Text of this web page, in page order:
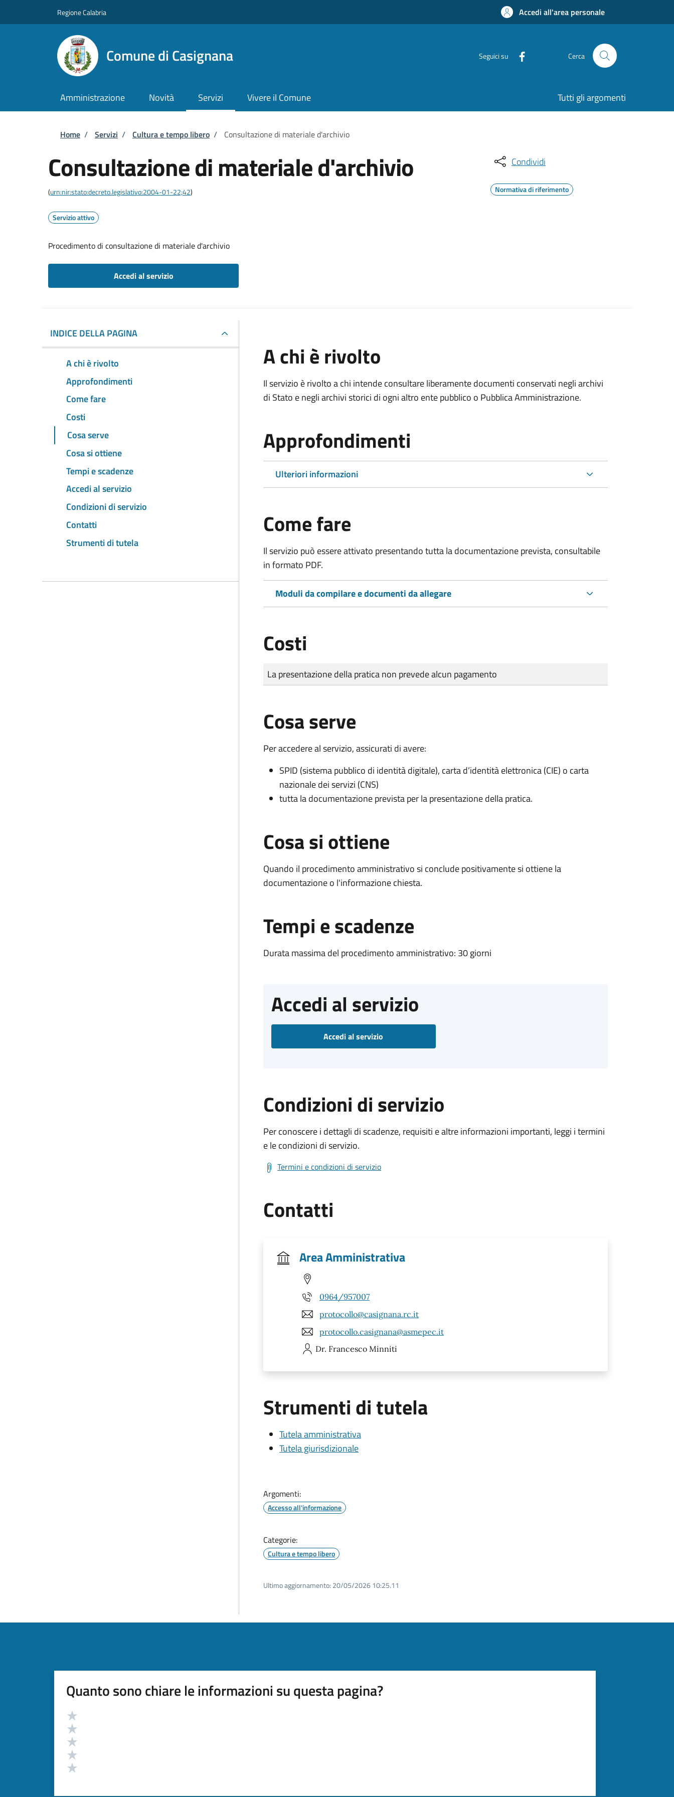
Regione Calabria Accedi all'area personale
Comune di Casignana Seguici su Cerca
Amministrazione Novità Servizi Vivere il Comune Tutti gli argomenti
Briciole di pane
Home / Servizi / Cultura e tempo libero / Consultazione di materiale d'archivio
Consultazione di materiale d'archivio
(urn:nir:stato:decreto.legislativo:2004-01-22;42)
Servizio attivo
Procedimento di consultazione di materiale d'archivio
Accedi al servizio
Condividi
Normativa di riferimento
INDICE DELLA PAGINA
A chi è rivolto
Approfondimenti
Come fare
Costi
Cosa serve
Cosa si ottiene
Tempi e scadenze
Accedi al servizio
Condizioni di servizio
Contatti
Strumenti di tutela
A chi è rivolto
Il servizio è rivolto a chi intende consultare liberamente documenti conservati negli archivi
di Stato e negli archivi storici di ogni altro ente pubblico o Pubblica Amministrazione.
Approfondimenti
Ulteriori informazioni
Come fare
Il servizio può essere attivato presentando tutta la documentazione prevista, consultabile
in formato PDF.
Moduli da compilare e documenti da allegare
Costi
Tipo di pagamento
Importo
La presentazione della pratica non prevede alcun pagamento
Cosa serve
Per accedere al servizio, assicurati di avere:
SPID (sistema pubblico di identità digitale), carta d’identità elettronica (CIE) o carta
nazionale dei servizi (CNS)
tutta la documentazione prevista per la presentazione della pratica.
Cosa si ottiene
Quando il procedimento amministrativo si conclude positivamente si ottiene la
documentazione o l'informazione chiesta.
Tempi e scadenze
Durata massima del procedimento amministrativo: 30 giorni
Accedi al servizio
Accedi al servizio
Condizioni di servizio
Per conoscere i dettagli di scadenze, requisiti e altre informazioni importanti, leggi i termini
e le condizioni di servizio.
Termini e condizioni di servizio
Contatti
Area Amministrativa
0964/957007
protocollo@casignana.rc.it
protocollo.casignana@asmepec.it
Dr. Francesco Minniti
Strumenti di tutela
Tutela amministrativa
Tutela giurisdizionale
Argomenti:
Accesso all'informazione
Categorie:
Cultura e tempo libero
Ultimo aggiornamento: 20/05/2026 10:25.11
Quanto sono chiare le informazioni su questa pagina?
Valutazione